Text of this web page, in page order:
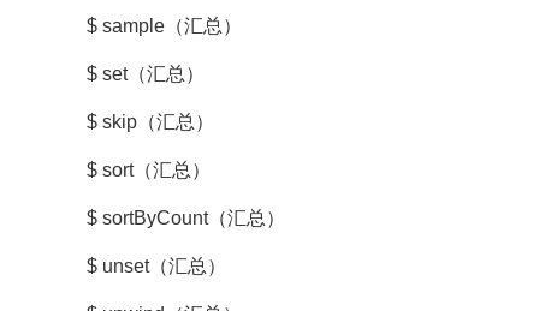
$ sample（汇总）
$ set（汇总）
$ skip（汇总）
$ sort（汇总）
$ sortByCount（汇总）
$ unset（汇总）